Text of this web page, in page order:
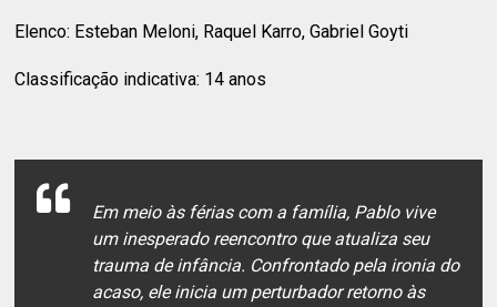
Elenco: Esteban Meloni, Raquel Karro, Gabriel Goyti
Classificação indicativa: 14 anos
Em meio às férias com a família, Pablo vive
um inesperado reencontro que atualiza seu
trauma de infância. Confrontado pela ironia do
acaso, ele inicia um perturbador retorno às